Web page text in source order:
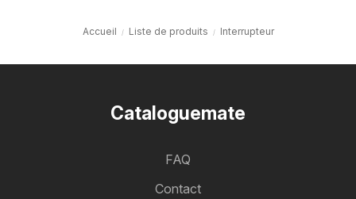
Accueil Liste de produits Interrupteur
Cataloguemate
FAQ
Contact